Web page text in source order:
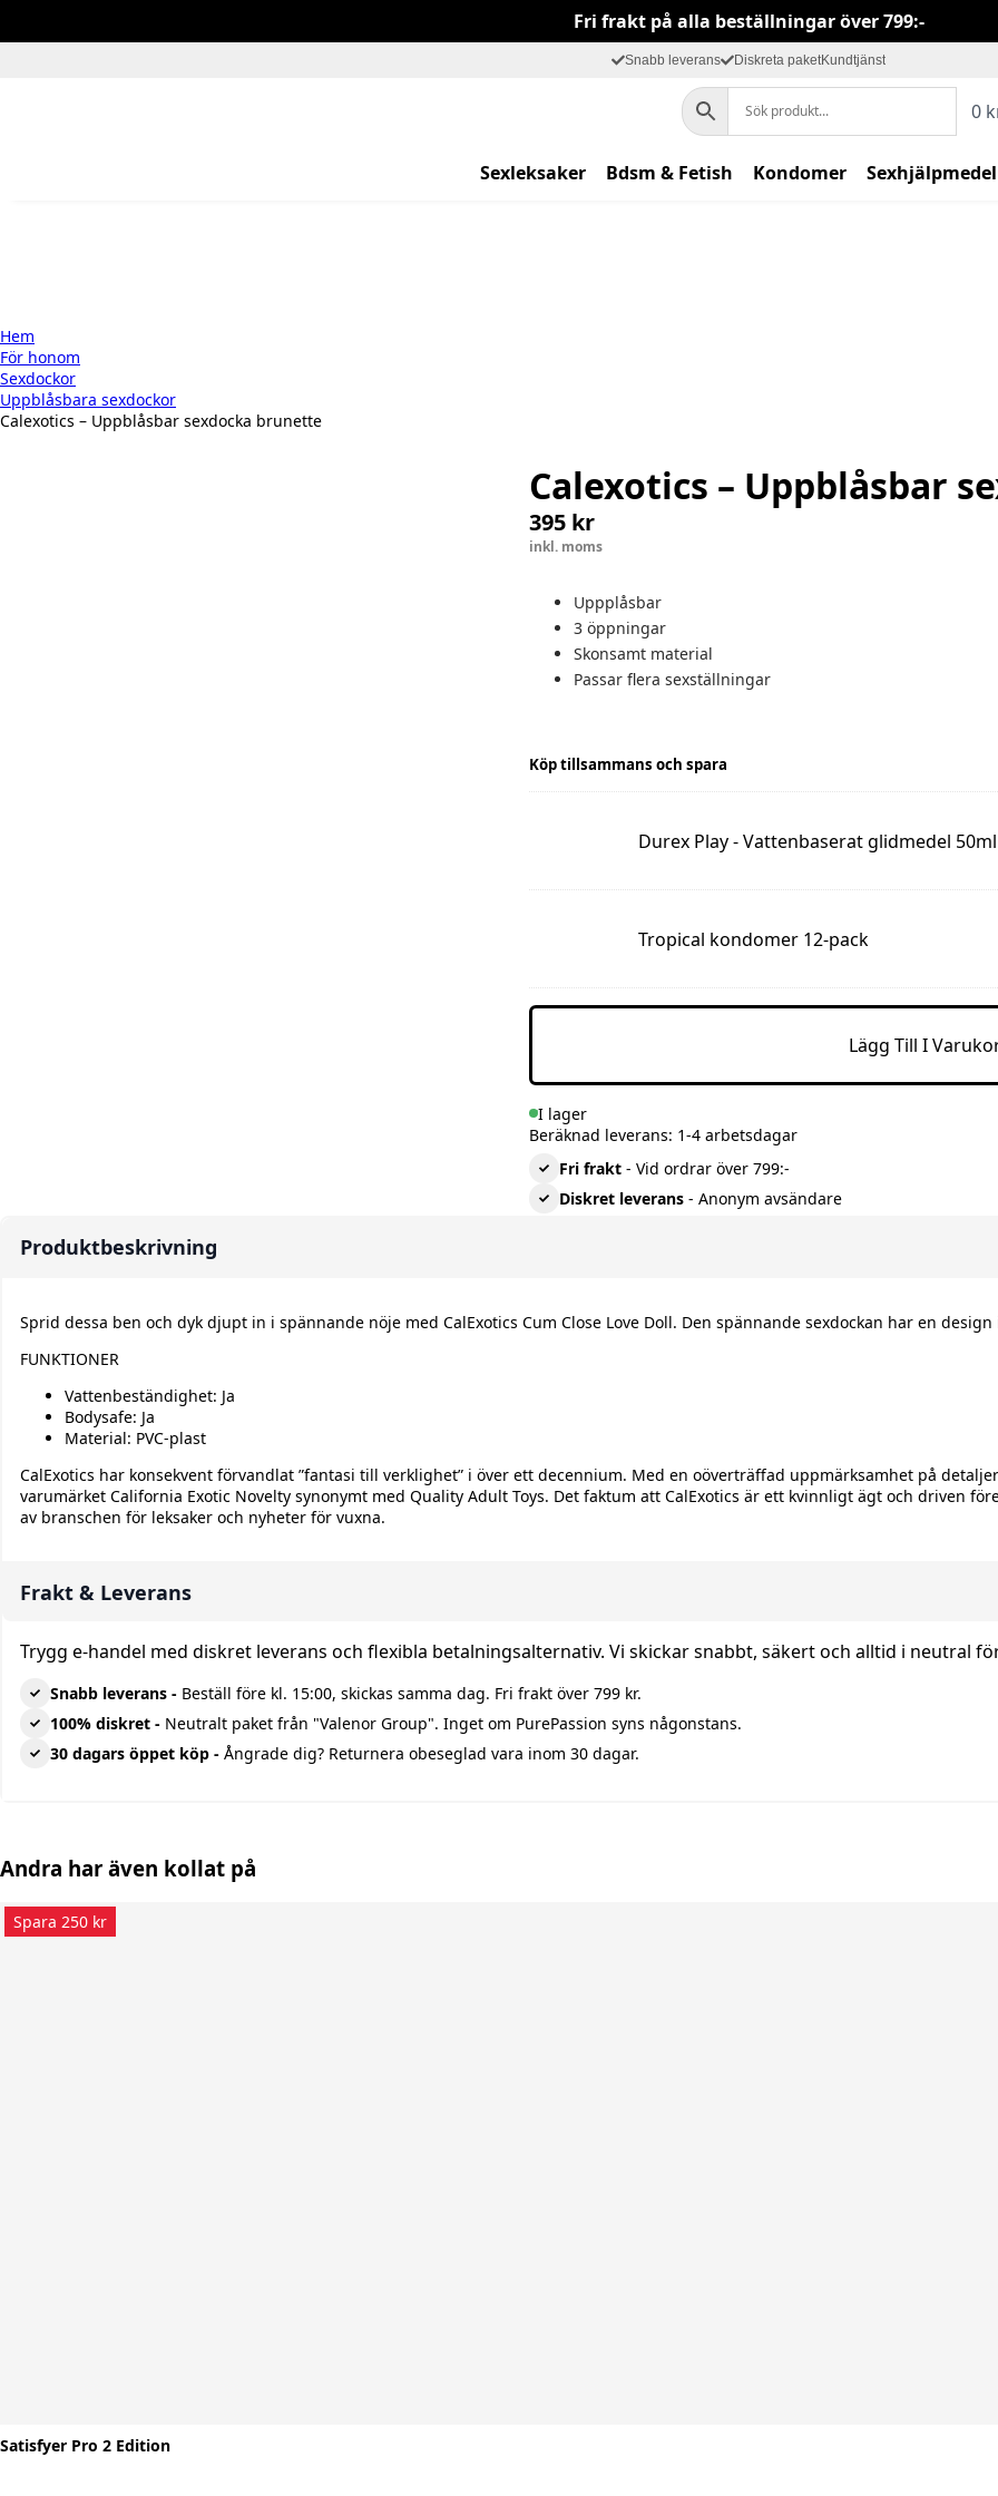
Fri frakt på alla beställningar över 799:-
Snabb leverans Diskreta paketKundtjänst
0
Sexleksaker Bdsm & Fetish Kondomer Sexhjälpmedel
Hem
För honom
Sexdockor
Uppblåsbara sexdockor
Calexotics – Uppblåsbar sexdocka brunette
Calexotics – Uppblåsbar
395 kr
inkl. moms
Uppplåsbar
3 öppningar
Skonsamt material
Passar flera sexställningar
Köp tillsammans och spara
Vattenbaserat
Durex Play - Vattenbaserat glidmedel 50ml
pack
Tropical kondomer 12-pack
Lägg Till I
I lager
Beräknad leverans: 1-4 arbetsdagar
Fri frakt- Vid ordrar över 799:-
Diskret leverans- Anonym avsändare
Produktbeskrivning
Sprid dessa ben och dyk djupt in i spännande nöje med CalExotics Cum Close Love Doll. Den spännande sexdockan har en
FUNKTIONER
Vattenbeständighet: Ja
Bodysafe: Ja
Material: PVC-plast
CalExotics har konsekvent förvandlat ”fantasi till verklighet” i över ett decennium. Med en oöverträffad uppmärksamhet på
varumärket California Exotic Novelty synonymt med Quality Adult Toys. Det faktum att CalExotics är ett kvinnligt ägt och driven
av branschen för leksaker och nyheter för vuxna.
Frakt & Leverans
Trygg e-handel med diskret leverans och flexibla betalningsalternativ. Vi skickar snabbt, säkert och alltid i neutral
Snabb leverans - Beställ före kl. 15:00, skickas samma dag. Fri frakt över 799 kr.
100% diskret - Neutralt paket från "Valenor Group". Inget om PurePassion syns någonstans.
30 dagars öppet köp - Ångrade dig? Returnera obeseglad vara inom 30 dagar.
Andra har även kollat på
Satisfyer Pro 2 Edition
Spara 250 kr